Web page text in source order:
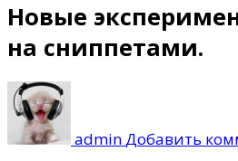
Новые
на сниппетами.
adminДобавить